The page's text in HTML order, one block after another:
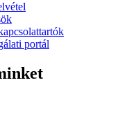
portál